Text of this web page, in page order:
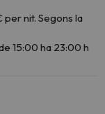
per nit. Segons la
15:00 ha 23:00 h